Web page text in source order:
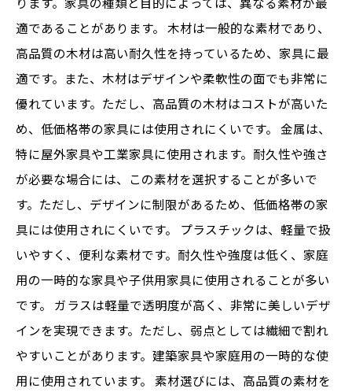
適であることがあります。 木材は一般的な素材であり、
高品質の木材は高い耐久性を持っているため、家具に最
適です。また、木材はデザインや柔軟性の面でも非常に
優れています。ただし、高品質の木材はコストが高いた
め、低価格帯の家具には使用されにくいです。 金属は、
特に屋外家具や工業家具に使用されます。耐久性や強さ
が必要な場合には、この素材を選択することが多いで
す。ただし、デザインに制限があるため、低価格帯の家
具には使用されにくいです。 プラスチックは、軽量で扱
いやすく、便利な素材です。耐久性や強度は低く、家庭
用の一時的な家具や子供用家具に使用されることが多い
です。 ガラスは軽量で透明度が高く、非常に美しいデザ
インを実現できます。ただし、弱点としては繊細で割れ
やすいことがあります。建築家具や家庭用の一時的な使
用に使用されています。 素材選びには、高品質の素材を